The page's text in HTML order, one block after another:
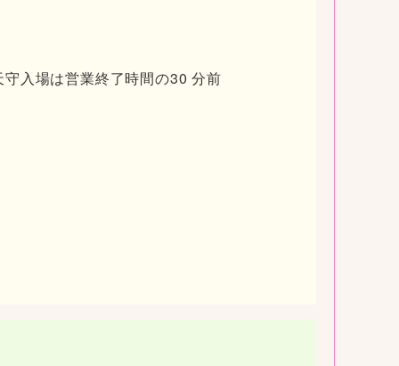
入場は営業終了時間の30 分前